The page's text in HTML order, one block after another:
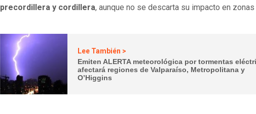
precordillera y cordillera, aunque no se descarta su impacto en zonas
Lee También >
Emiten ALERTA meteorológica por tormentas
afectará regiones de Valparaíso, Metropolitana y
O’Higgins